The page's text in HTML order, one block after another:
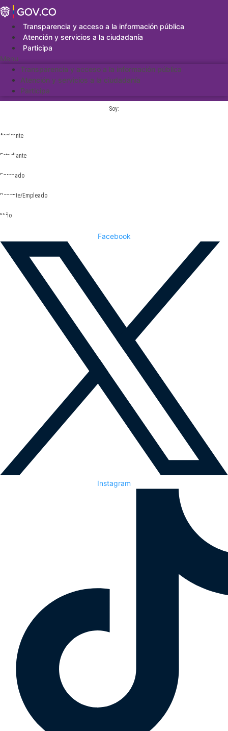
Saltar
al
contenidoTransparencia y acceso a la información pública
Atención y servicios a la ciudadanía
Participa
Menu
Transparencia y acceso a la información pública
Atención y servicios a la ciudadanía
Participa
Soy:
Aspirante
Estudiante
Egresado
Docente/Empleado
Niño
Facebook
Instagram